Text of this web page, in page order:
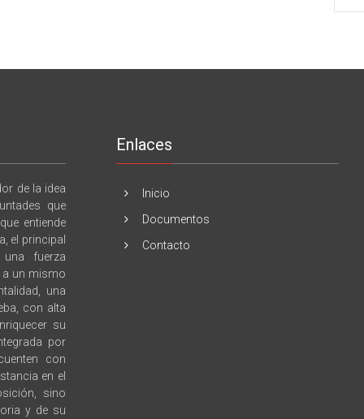
de la idea
que
entiende
el principal
fuerza
a un mismo
una
con alta
su
por
con
en el
sino
y de su
Enlaces
Inicio
Documentos
Contacto